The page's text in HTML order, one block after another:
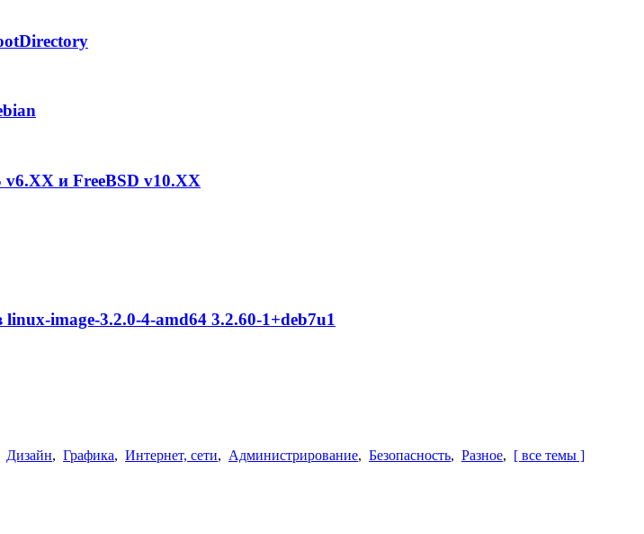
и FreeBSD v10.XX
image-3.2.0-4-amd64 3.2.60-1+deb7u1
Дизайн, Графика, Интернет, сети, Администрирование, Безопасность, Разное, [ все темы ]